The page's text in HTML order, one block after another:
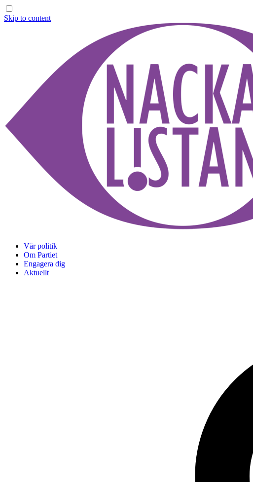
Skip to content
Vår politik
Om Partiet
Engagera dig
Aktuellt